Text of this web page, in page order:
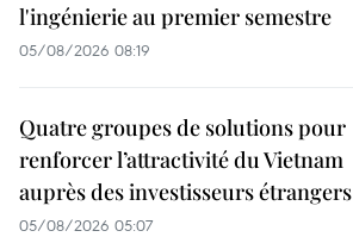
l'ingénierie au premier semestre
05/08/2026 08:19
Quatre groupes de solutions pour
renforcer l’attractivité du Vietnam
auprès des investisseurs étrangers
05/08/2026 05:07